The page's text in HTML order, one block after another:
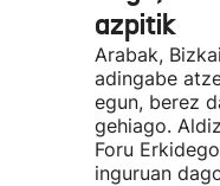
azpitik
Arabak,
adingabe
egun, berez
gehiago.
Foru
inguruan